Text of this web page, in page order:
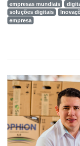
empresas mundiais
soluções digitais
empresa